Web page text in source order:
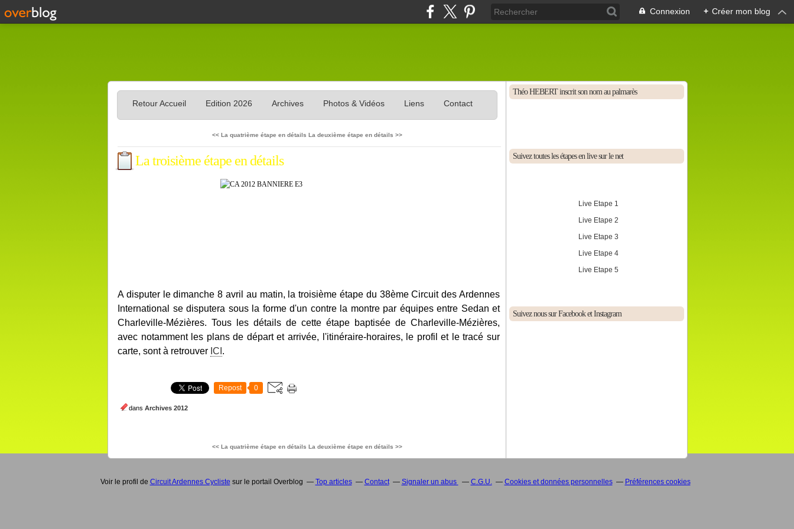
Connexion + Créer mon blog
Retour Accueil Edition 2026 Archives Photos & Vidéos Liens Contact
<< La quatrième étape en détails La deuxième étape en détails >>
La troisième étape en détails
A disputer le dimanche 8 avril au matin, la troisième étape du 38ème Circuit des Ardennes
International se disputera sous la forme d'un contre la montre par équipes entre Sedan et
Charleville-Mézières. Tous les détails de cette étape baptisée de Charleville-Mézières,
avec notamment les plans de départ et arrivée, l'itinéraire-horaires, le profil et le tracé sur
carte, sont à retrouver ICI .
Repost 0
dans Archives 2012
<< La quatrième étape en détails La deuxième étape en détails >>
Théo HEBERT inscrit son nom au palmarès
Suivez toutes les étapes en live sur le net
Live Etape 1
Live Etape 2
Live Etape 3
Live Etape 4
Live Etape 5
Suivez nous sur Facebook et Instagram
Voir le profil de Circuit Ardennes Cycliste sur le portail Overblog Top articles Contact Signaler un abus C.G.U. Cookies et données personnelles Préférences cookies